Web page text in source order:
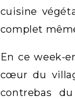
cuisine
complet
En ce week-
cœur du
contrebas